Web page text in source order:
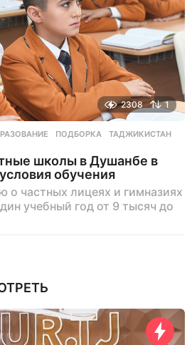
2308 1
,ПОДБОРКА ,ТАДЖИКИСТАН
школы в Душанбе в
обучения
частных лицеях и гимназиях
учебный год от 9 тысяч до